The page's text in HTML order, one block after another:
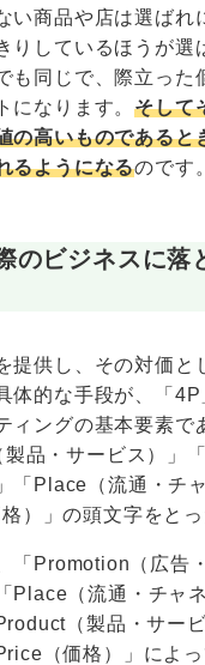
い商品や店は選ばれ
りしているほうが選
も同じで、際立った
になります。そして
の高いものであると
るようになるのです。
のビジネスに落
提供し、その対価と
体的な手段が、「4P
ィングの基本要素で
製品・サービス）」
「Place（流通・チャ
）」の頭文字をとっ
「Promotion（広告
Place（流通・チャ
（製品・サー
（価格）」によ